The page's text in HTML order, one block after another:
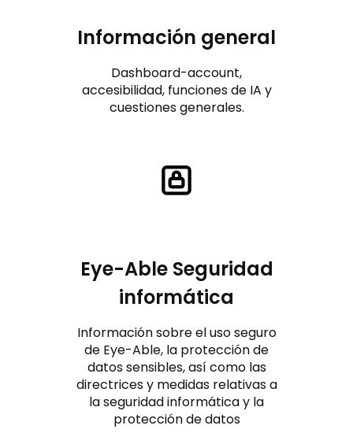
Información general
Dashboard-account,
accesibilidad, funciones de IA y
cuestiones generales.
Eye-Able Seguridad
informática
Información sobre el uso seguro
de Eye-Able, la protección de
datos sensibles, así como las
directrices y medidas relativas a
la seguridad informática y la
protección de datos